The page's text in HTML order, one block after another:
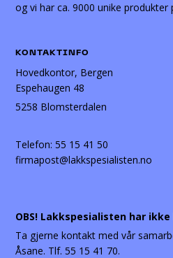
og vi har ca. 9000 unike produkter
KONTAKTINFO
Hovedkontor, Bergen
Espehaugen 48
5258 Blomsterdalen
Telefon:55 15 41 50
firmapost@lakkspesialisten.no
OBS! Lakkspesialisten har
Ta gjerne kontakt med vår
Åsane. Tlf. 55 15 41 70.